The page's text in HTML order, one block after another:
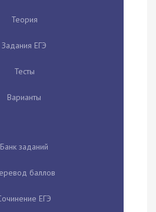
Теория
Задания ЕГЭ
Тесты
Варианты
Банк заданий
баллов
ЕГЭ